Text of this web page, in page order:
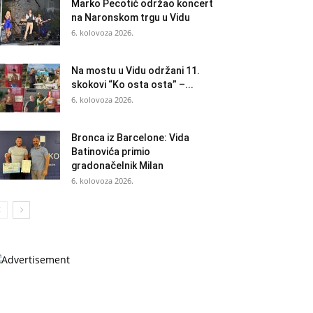
Marko Pecotić održao koncert
na Naronskom trgu u Vidu
6. kolovoza 2026.
Na mostu u Vidu održani 11.
skokovi “Ko osta osta” –...
6. kolovoza 2026.
Bronca iz Barcelone: Vida
Batinovića primio
gradonačelnik Milan
6. kolovoza 2026.